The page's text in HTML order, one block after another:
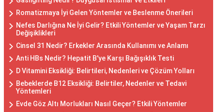
Romatizmaya İyi Gelen Yöntemler ve Beslenme Önerileri
Nefes Darlığına Ne İyi Gelir? Etkili Yöntemler ve Yaşam Tarzı
Değişiklikleri
Cinsel 31 Nedir? Erkekler Arasında Kullanımı ve Anlamı
Anti HBs Nedir? Hepatit B'ye Karşı Bağışıklık Testi
D Vitamini Eksikliği: Belirtileri, Nedenleri ve Çözüm Yolları
Bebeklerde B12 Eksikliği: Belirtiler, Nedenler ve Tedavi
Yöntemleri
Evde Göz Altı Morlukları Nasıl Geçer? Etkili Yöntemler